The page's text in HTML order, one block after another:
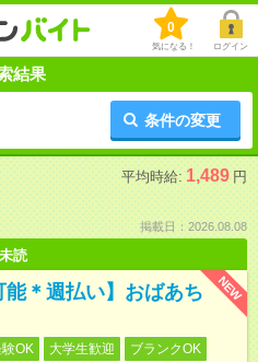
0
気になる！ ログイン
結果
条件の変更
平均時給: 1,489 円
掲載日：2026.08.08
未読
NEW
能＊週払い】おばあち
OK 大学生歓迎
ブランクOK